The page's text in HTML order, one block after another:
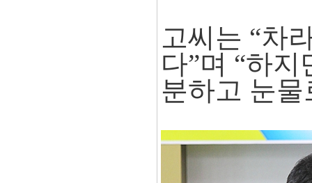
고씨는 “차
다”며 “하
분하고 눈